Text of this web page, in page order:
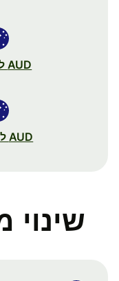
AUD ל-NZD
AUD ל-CAD
שינוי